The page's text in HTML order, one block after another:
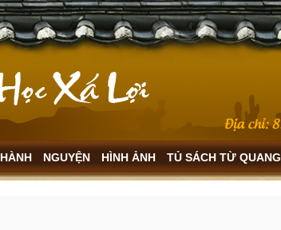
HÀNH NGUYỆN HÌNH ẢNH TỦ SÁCH TỪ QUANG